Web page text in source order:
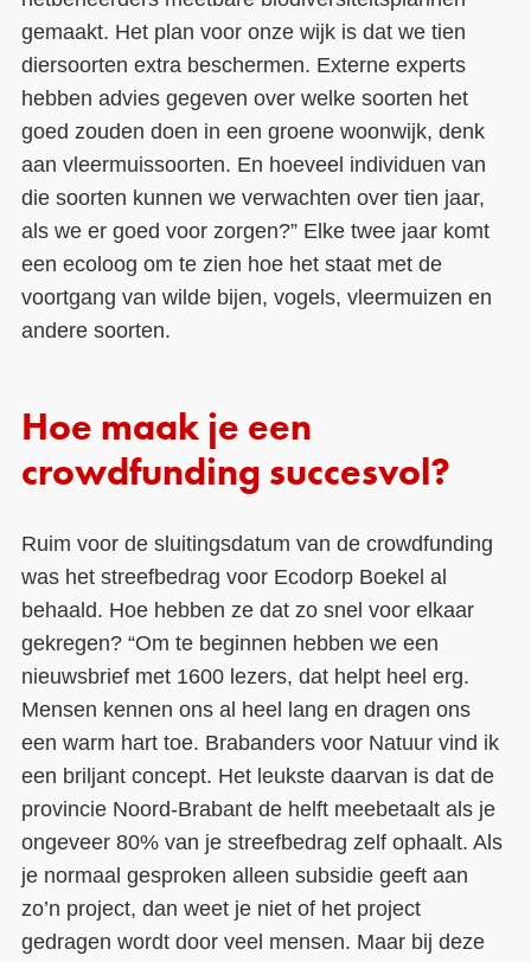
gemaakt. Het plan voor onze wijk is dat we tien
diersoorten extra beschermen. Externe experts
hebben advies gegeven over welke soorten het
goed zouden doen in een groene woonwijk, denk
aan vleermuissoorten. En hoeveel individuen van
die soorten kunnen we verwachten over tien jaar,
als we er goed voor zorgen?” Elke twee jaar komt
een ecoloog om te zien hoe het staat met de
voortgang van wilde bijen, vogels, vleermuizen en
andere soorten.
Hoe maak je een
crowdfunding succesvol?
Ruim voor de sluitingsdatum van de crowdfunding
was het streefbedrag voor Ecodorp Boekel al
behaald. Hoe hebben ze dat zo snel voor elkaar
gekregen? “Om te beginnen hebben we een
nieuwsbrief met 1600 lezers, dat helpt heel erg.
Mensen kennen ons al heel lang en dragen ons
een warm hart toe. Brabanders voor Natuur vind ik
een briljant concept. Het leukste daarvan is dat de
provincie Noord-Brabant de helft meebetaalt als je
ongeveer 80% van je streefbedrag zelf ophaalt. Als
je normaal gesproken alleen subsidie geeft aan
zo’n project, dan weet je niet of het project
gedragen wordt door veel mensen. Maar bij deze